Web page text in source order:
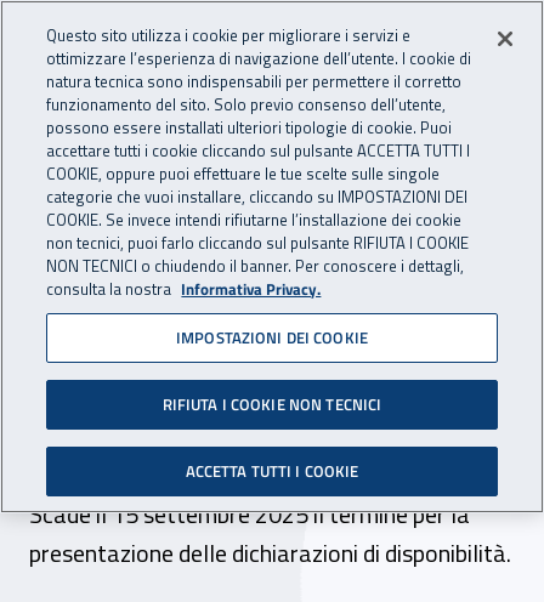
INAIL - Istituto Nazionale
Apri cerca
Navigazione principale
Navigazione - Ti trovi in:
Home Inail comunica Scadenze Scadenza
Dr Lombardia - selezione
comparativa incarico a
tempo indeterminato 8 ore
branca oculistica - sede
Brescia
Scade il 15 settembre 2025 il termine per la
presentazione delle dichiarazioni di disponibilità.
Questo sito utilizza i cookie per migliorare i servizi e
ottimizzare l’esperienza di navigazione dell’utente. I cookie di
natura tecnica sono indispensabili per permettere il corretto
funzionamento del sito. Solo previo consenso dell’utente,
possono essere installati ulteriori tipologie di cookie. Puoi
accettare tutti i cookie cliccando sul pulsante ACCETTA TUTTI I
COOKIE, oppure puoi effettuare le tue scelte sulle singole
categorie che vuoi installare, cliccando su IMPOSTAZIONI DEI
COOKIE. Se invece intendi rifiutarne l’installazione dei cookie
non tecnici, puoi farlo cliccando sul pulsante RIFIUTA I COOKIE
NON TECNICI o chiudendo il banner. Per conoscere i dettagli,
consulta la nostra Informativa Privacy.
IMPOSTAZIONI DEI COOKIE
RIFIUTA I COOKIE NON TECNICI
ACCETTA TUTTI I COOKIE